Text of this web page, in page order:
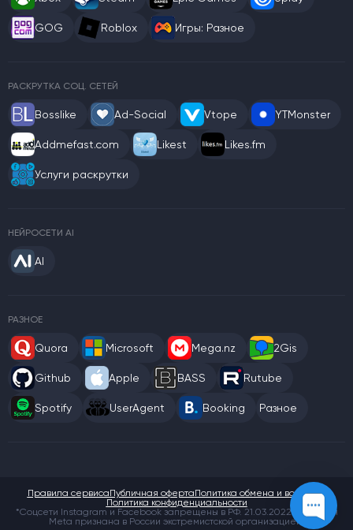
GOG Roblox Игры: Разное
РАСКРУТКА СОЦ. СЕТЕЙ
Bosslike Ad-Social Vtope YTMonster
Addmefast.com Likest Likes.fm
Услуги раскрутки
НЕЙРОСЕТИ AI
AI
РАЗНОЕ
Quora Microsoft Mega.nz 2Gis
Github Apple BASS Rutube
Spotify UserAgent Booking Разное
*Соцсети Instagram и Facebook запрещены в РФ. 21.03.2022 компания
Meta признана в России экстремистской организацией.
Правила сервисаПубличная офертаПолитика обмена и возврата
Политика конфиденциальности